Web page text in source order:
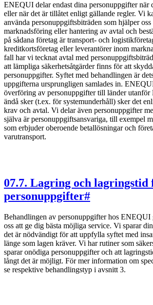
ENEQUI delar endast dina personuppgifter när
eller när det är tillåtet enligt gällande regler. Vi
använda personuppgiftsbiträden som hjälper oss
marknadsföring eller hantering av avtal och
på sådana företag är transport- och
kreditkortsföretag eller leverantörer inom
fall har vi tecknat avtal med
att lämpliga säkerhetsåtgärder finns för att
personuppgifter. Syftet med behandlingen är
uppgifterna ursprungligen samlades in.
överföring av personuppgifter till länder utanför
ändå sker (t.ex. för systemunderhåll) sker det
krav och avtal. Vi delar även personuppgifter
själva är personuppgiftsansvariga, till exempel
som erbjuder oberoende betallösningar och
varutransport.
07.7. Lagring och lagringstid
personuppgifter#
Behandlingen av personuppgifter hos
oss att ge dig bästa möjliga service. Vi sparar
det är nödvändigt för att uppfylla syftet med
länge som lagen kräver. Vi har rutiner som
sparar onödiga personuppgifter och att
långt det är möjligt. För mer information om
se respektive behandlingstyp i avsnitt 3.